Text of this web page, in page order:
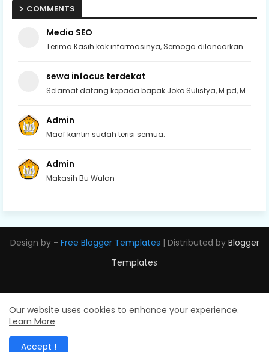
COMMENTS
Media SEO
Terima Kasih kak informasinya, Semoga dilancarkan ...
sewa infocus terdekat
Selamat datang kepada bapak Joko Sulistya, M.pd, M...
Admin
Maaf kantin sudah terisi semua.
Admin
Makasih Bu Wulan
Design by - Free Blogger Templates | Distributed by Blogger
Templates
Our website uses cookies to enhance your experience.
Learn More
Accept !